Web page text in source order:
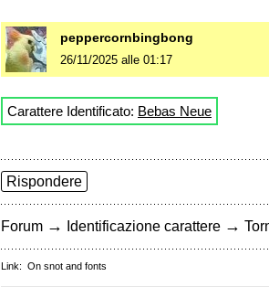
peppercornbingbong
26/11/2025 alle 01:17
Carattere Identificato: Bebas Neue
Rispondere
Forum → Identificazione carattere →
Link: On snot and fonts